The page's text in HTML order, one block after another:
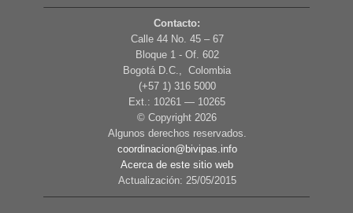
Contacto:
Calle 44 No. 45 – 67
Bloque 1 - Of. 602
Bogotá D.C., Colombia
(+57 1) 316 5000
Ext.: 10261 — 10265
© Copyright 2026
Algunos derechos reservados.
coordinacion@bivipas.info
Acerca de este sitio web
Actualización: 25/05/2015